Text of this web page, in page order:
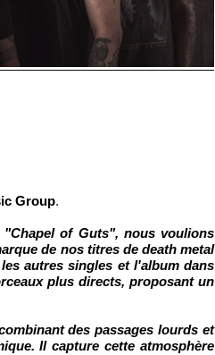
Group.
"Chapel of Guts", nous voulions
de nos titres de death metal
autres singles et l'album dans
plus directs, proposant un
des passages lourds et
Il capture cette atmosphère